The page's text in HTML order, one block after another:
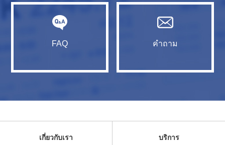
FAQ คำถาม
เกี่ยวกับเรา บริการ